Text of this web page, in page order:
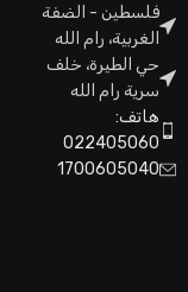
فلسطين - الضفة
الغربية، رام الله
حي الطيرة، خلف
سرية رام الله
هاتف:
022405060
1700605040